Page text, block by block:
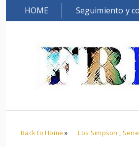
HOME Seguimiento y
Back to Home » Los Simpson ,